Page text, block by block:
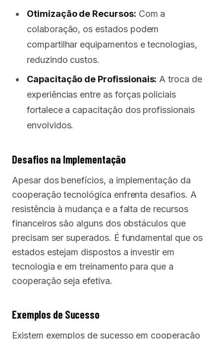
Otimização de Recursos: Com a
colaboração, os estados podem
compartilhar equipamentos e tecnologias,
reduzindo custos.
Capacitação de Profissionais: A troca de
experiências entre as forças policiais
fortalece a capacitação dos profissionais
envolvidos.
Desafios na Implementação
Apesar dos benefícios, a implementação da
cooperação tecnológica enfrenta desafios. A
resistência à mudança e a falta de recursos
financeiros são alguns dos obstáculos que
precisam ser superados. É fundamental que os
estados estejam dispostos a investir em
tecnologia e em treinamento para que a
cooperação seja efetiva.
Exemplos de Sucesso
Existem exemplos de sucesso em cooperação